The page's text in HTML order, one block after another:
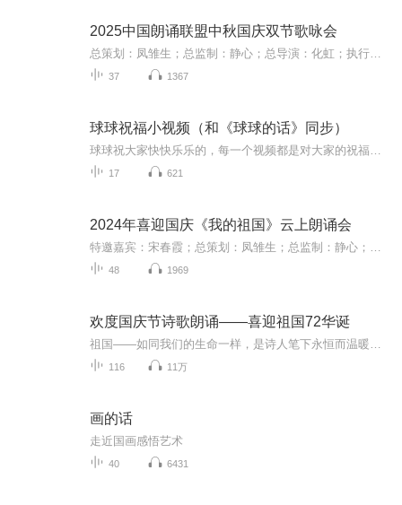
2025中国朗诵联盟中秋国庆双节歌咏会
37 1367
球球祝福小视频（和《球球的话》同步）
17 621
2024年喜迎国庆《我的祖国》云上朗诵会
48 1969
欢度国庆节诗歌朗诵——喜迎祖国72华诞
116 11万
画的话
走近国画感悟艺术
40 6431